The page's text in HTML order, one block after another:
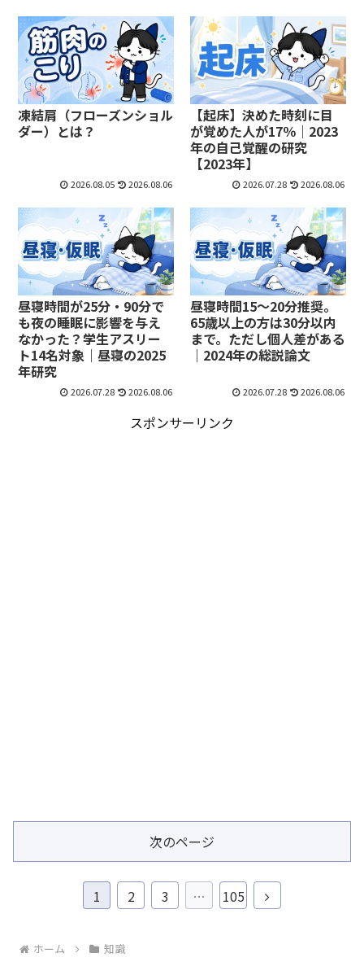
凍結肩（フローズンショル
ダー）とは？
2026.08.05 2026.08.06
【起床】決めた時刻に目
が覚めた人が17％｜2023
年の自己覚醒の研究
【2023年】
2026.07.28 2026.08.06
昼寝時間が25分・90分で
も夜の睡眠に影響を与え
なかった？学生アスリー
ト14名対象｜昼寝の2025
年研究
2026.07.28 2026.08.06
昼寝時間15～20分推奨。
65歳以上の方は30分以内
まで。ただし個人差がある
｜2024年の総説論文
2026.07.28 2026.08.06
スポンサーリンク
次のページ
1 2 3 … 105
次
ホーム 知識